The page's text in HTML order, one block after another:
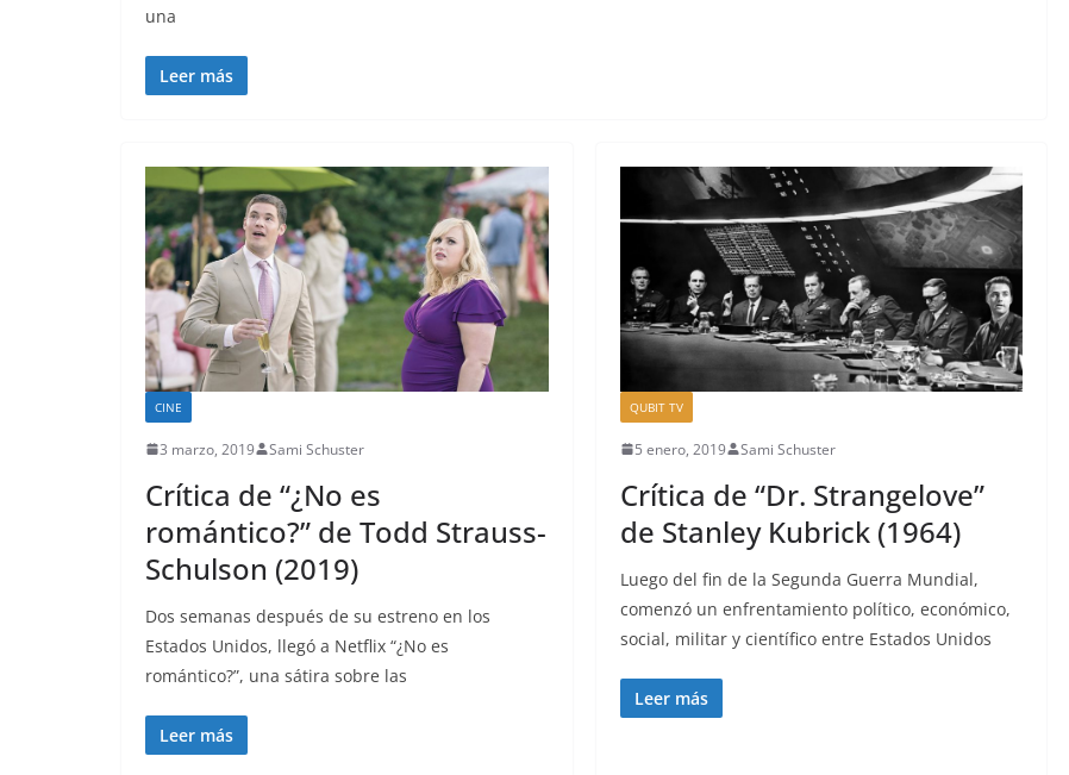
una
Leer más
CINE
3 marzo, 2019 Sami Schuster
Crítica de “¿No es
romántico?” de Todd Strauss-
Schulson (2019)
Dos semanas después de su estreno en los
Estados Unidos, llegó a Netflix “¿No es
romántico?”, una sátira sobre las
Leer más
QUBIT TV
5 enero, 2019 Sami Schuster
Crítica de “Dr. Strangelove”
de Stanley Kubrick (1964)
Luego del fin de la Segunda Guerra Mundial,
comenzó un enfrentamiento político, económico,
social, militar y científico entre Estados Unidos
Leer más